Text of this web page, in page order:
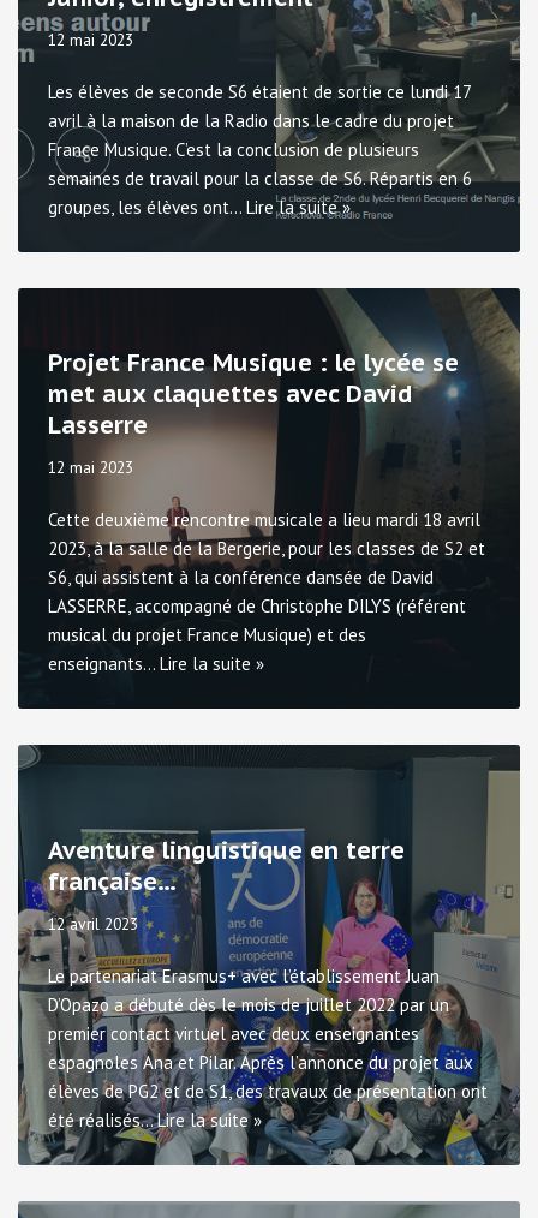
12 mai 2023
Les élèves de seconde S6 étaient de sortie ce lundi 17
avril à la maison de la Radio dans le cadre du projet
France Musique. C’est la conclusion de plusieurs
semaines de travail pour la classe de S6. Répartis en 6
groupes, les élèves ont… Lire la suite »
Projet France Musique : le lycée se
met aux claquettes avec David
Lasserre
12 mai 2023
Cette deuxième rencontre musicale a lieu mardi 18 avril
2023, à la salle de la Bergerie, pour les classes de S2 et
S6, qui assistent à la conférence dansée de David
LASSERRE, accompagné de Christophe DILYS (référent
musical du projet France Musique) et des
enseignants… Lire la suite »
Aventure linguistique en terre
française…
12 avril 2023
Le partenariat Erasmus+ avec l’établissement Juan
D’Opazo a débuté dès le mois de juillet 2022 par un
premier contact virtuel avec deux enseignantes
espagnoles Ana et Pilar. Après l’annonce du projet aux
élèves de PG2 et de S1, des travaux de présentation ont
été réalisés…Lire la suite »